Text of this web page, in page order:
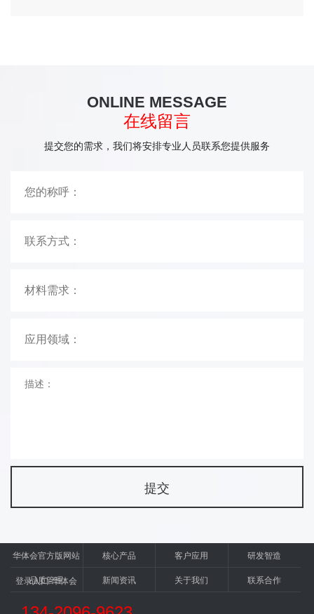
ONLINE MESSAGE
在线留言
提交您的需求，我们将安排专业人员联系您提供服务
华体会官方版网站
登录入口-华体会
（中国）
核心产品 客户应用 研发智造
品质管理 新闻资讯 关于我们 联系合作